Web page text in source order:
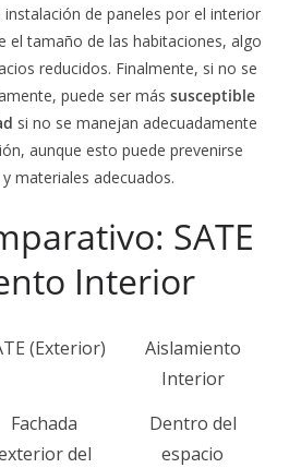
de paneles por el interior
el tamaño de las habitaciones, algo
reducidos. Finalmente, si no se
puede ser más susceptible
si no se manejan adecuadamente
aunque esto puede prevenirse
materiales adecuados.
SATE
Interior
(Exterior)
Aislamiento
Interior
Fachada
del
Dentro del
espacio